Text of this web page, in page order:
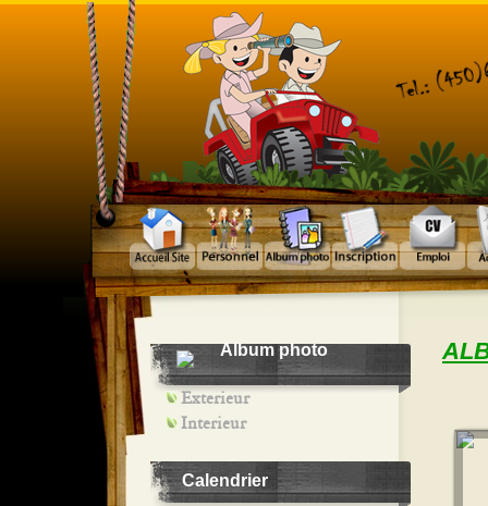
Album photo
Exterieur
Interieur
Calendrier